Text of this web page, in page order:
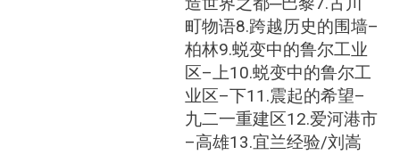
造世界之都─巴黎7.古川
町物语8.跨越历史的围墙–
柏林9.蜕变中的鲁尔工业
区–上10.蜕变中的鲁尔工
业区–下11.震起的希望–
九二一重建区12.爱河港市
–高雄13.宜兰经验/刘嵩